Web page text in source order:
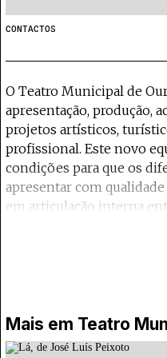
CONTACTOS
O Teatro Municipal de
apresentação, produção,
projetos artísticos,
profissional. Este novo
condições para que os
apresentar com
em articulação interna
espaço e, externamente,
Auditório de 441 lugares,
para a realização de
Mais em Teatro